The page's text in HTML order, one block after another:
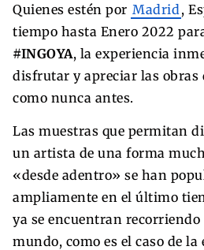
Quienes estén por Madrid ,
tiempo hasta Enero 2022
#INGOYA, la experiencia
disfrutar y apreciar las obras
como nunca antes.
Las muestras que permitan
un artista de una forma
«desde adentro» se han
ampliamente en el último
ya se encuentran
mundo, como es el caso de